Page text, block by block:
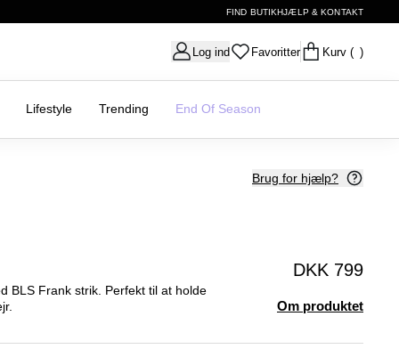
FIND BUTIKHJÆLP & KONTAKT
Log ind Favoritter Kurv ( )
Lifestyle Trending End Of Season
Brug for hjælp?
DKK 799
BLS Frank strik. Perfekt til at holde
Om produktet